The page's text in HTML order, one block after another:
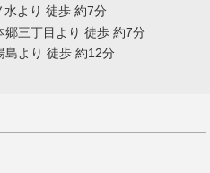
より 徒歩 約7分
郷三丁目より 徒歩 約7分
島より 徒歩 約12分